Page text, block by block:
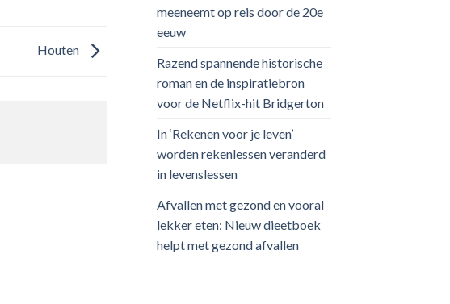
Houten
meeneemt op reis door de 20e
eeuw
Razend spannende historische
roman en de inspiratiebron
voor de Netflix-hit Bridgerton
In ‘Rekenen voor je leven’
worden rekenlessen veranderd
in levenslessen
Afvallen met gezond en vooral
lekker eten: Nieuw dieetboek
helpt met gezond afvallen